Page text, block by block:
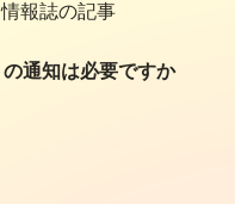
報誌の記事
通知は必要ですか